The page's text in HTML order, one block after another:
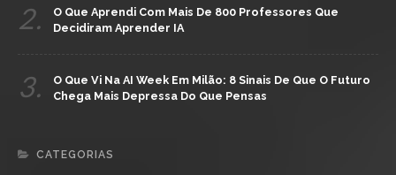
2.
O Que Aprendi Com Mais De 800 Professores Que
Decidiram Aprender IA
3.
O Que Vi Na AI Week Em Milão: 8 Sinais De Que O Futuro
Chega Mais Depressa Do Que Pensas
CATEGORIAS